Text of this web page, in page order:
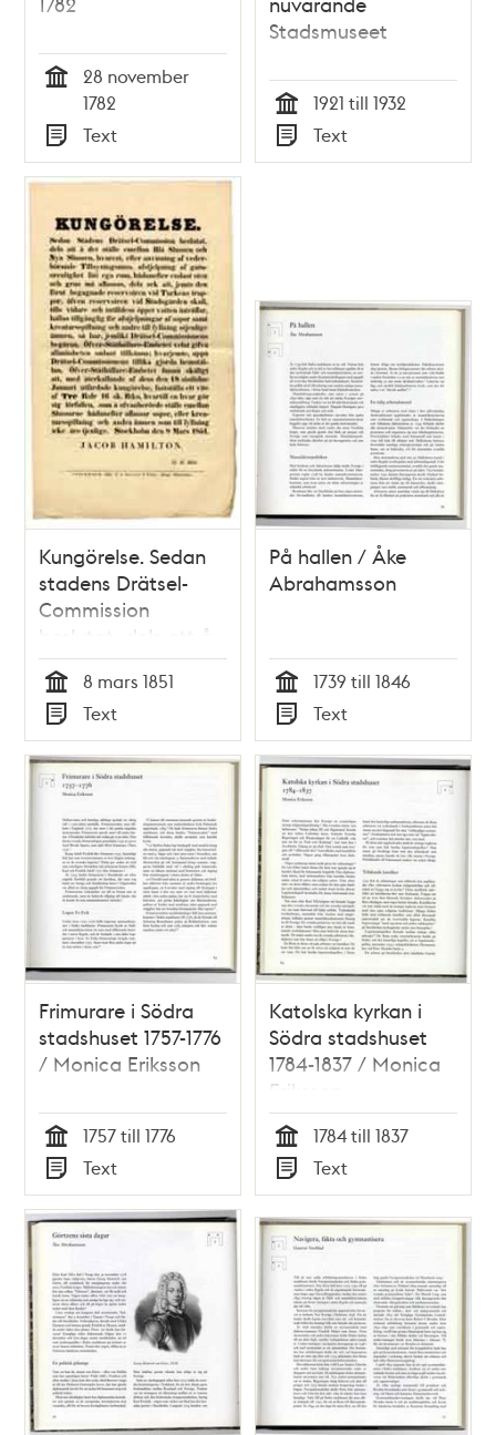
28 november
1782
Typ
Text
Stadsmuseet
Tid
1921 till 1932
Typ
Text
Kungörelse. Sedan
stadens Drätsel-
Commission
beslutat, dels att å
det ställe emellan
Blå Slussen och Nya
Slussen, hvarest,
efter anvisning af
vederbörande
tillsyningsman,
afstjelpning...
Stockholm 8 mars
1851.
Tid
8 mars 1851
Typ
Text
På hallen / Åke
Abrahamsson
Tid
1739 till 1846
Typ
Text
Frimurare i Södra
stadshuset 1757-1776
/ Monica Eriksson
Tid
1757 till 1776
Typ
Text
Katolska kyrkan i
Södra stadshuset
1784-1837 / Monica
Eriksson
Tid
1784 till 1837
Typ
Text